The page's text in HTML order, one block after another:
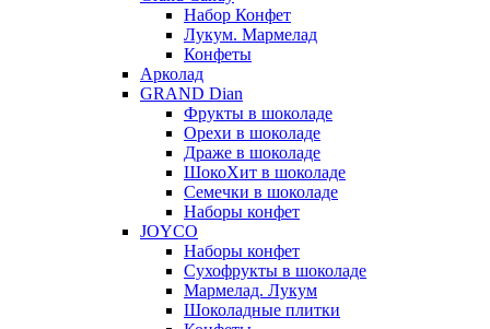
Набор Конфет
Лукум. Мармелад
Конфеты
Арколад
GRAND Dian
Фрукты в шоколаде
Орехи в шоколаде
Драже в шоколаде
ШокоХит в шоколаде
Семечки в шоколаде
Наборы конфет
JOYCO
Наборы конфет
Сухофрукты в шоколаде
Мармелад. Лукум
Шоколадные плитки